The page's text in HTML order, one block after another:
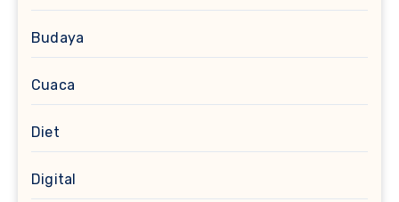
Budaya
Cuaca
Diet
Digital